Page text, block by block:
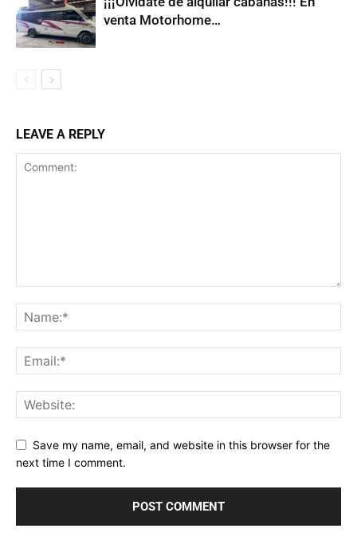
venta Motorhome…
LEAVE A REPLY
Save my name, email, and website in this browser for the
next time I comment.